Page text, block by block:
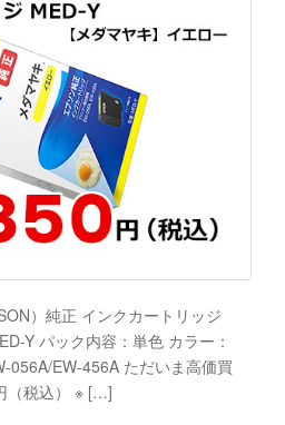
）純正 インクカートリッジ
Y パック内容：単色 カラー：
056A/EW-456A ただいま高価買
（税込） ※ […]